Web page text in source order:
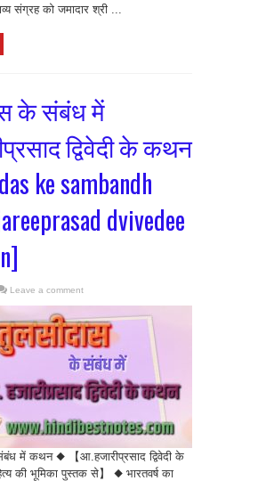
संग्रह को जमादार श्री ...
के संबंध में
द्विवेदी के कथन
ke sambandh
dvivedee
Leave a comment
में कथन ◆ 【आ.हजारीप्रसाद द्विवेदी के
की भूमिका पुस्तक से】 ◆ भारतवर्ष का